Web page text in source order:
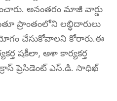
అనంతరం మాజీ వార్డు
ప్రాంతంలోని లబ్ధిదారులు
చేసుకోవాలని కోరారు.ఈ
షకీలా, ఆశా కార్యకర్త
ప్రెసిడెంట్ ఎస్.డి. సాధిఖ్